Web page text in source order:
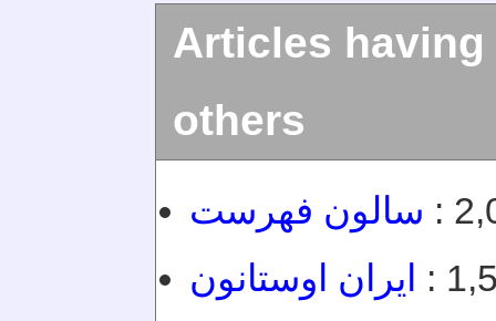
Articles
others
سالون فهرست :
ایران اوستانون :